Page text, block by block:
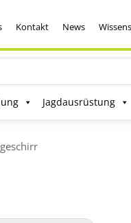
Kontakt News
Jagdausrüstung